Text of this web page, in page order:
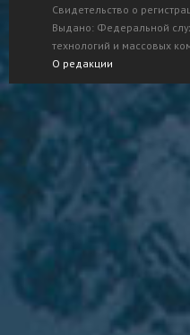
Свидетельство о
Выдано: Федеральной
технологий и массовых
О редакции